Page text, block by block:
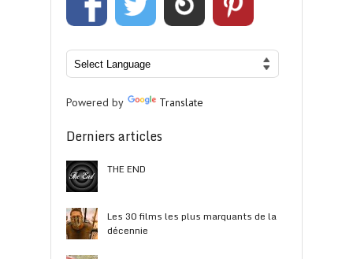
Powered by Translate
Derniers articles
THE END
Les 30 films les plus marquants de la
décennie